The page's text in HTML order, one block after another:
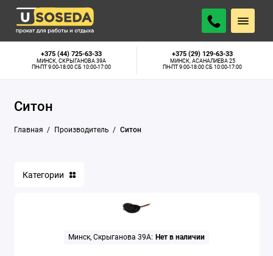
+375 (44) 725-63-33
МИНСК, СКРЫГАНОВА 39А
ПН-ПТ 9:00-18:00 СБ 10:00-17:00
+375 (29) 129-63-33
МИНСК, АСАНАЛИЕВА 25
ПН-ПТ 9:00-18:00 СБ 10:00-17:00
Ситон
Главная Производитель Ситон
Категории
Минск, Скрыганова 39А: Нет в наличии